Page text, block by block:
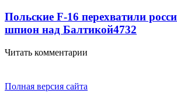
Польские F-16 перехватили
шпион над Балтикой4732
Читать комментарии
Полная версия сайта